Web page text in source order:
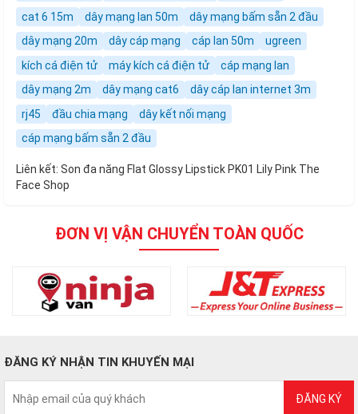
cat 6 15m
dây mạng lan 50m
dây mạng bấm sẵn 2 đầu
dây mạng 20m
dây cáp mạng cáp lan 50m
ugreen
kích cá điện tử
máy kích cá điện tử
cáp mạng lan
dây mạng 2m
dây mạng cat6
dây cáp lan internet 3m
rj45
đầu chia mạng
dây kết nối mạng
cáp mạng bấm sẵn 2 đầu
Liên kết: Son đa năng Flat Glossy Lipstick PK01 Lily Pink The
Face Shop
ĐƠN VỊ VẬN CHUYỂN TOÀN QUỐC
ĐĂNG KÝ NHẬN TIN KHUYẾN MẠI
ĐĂNG KÝ